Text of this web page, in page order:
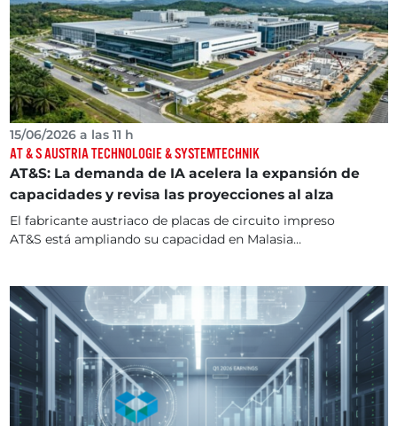
15/06/2026 a las 11 h
AT & S AUSTRIA TECHNOLOGIE & SYSTEMTECHNIK
AT&S: La demanda de IA acelera la expansión de
capacidades y revisa las proyecciones al alza
El fabricante austriaco de placas de circuito impreso
AT&S está ampliando su capacidad en Malasia...